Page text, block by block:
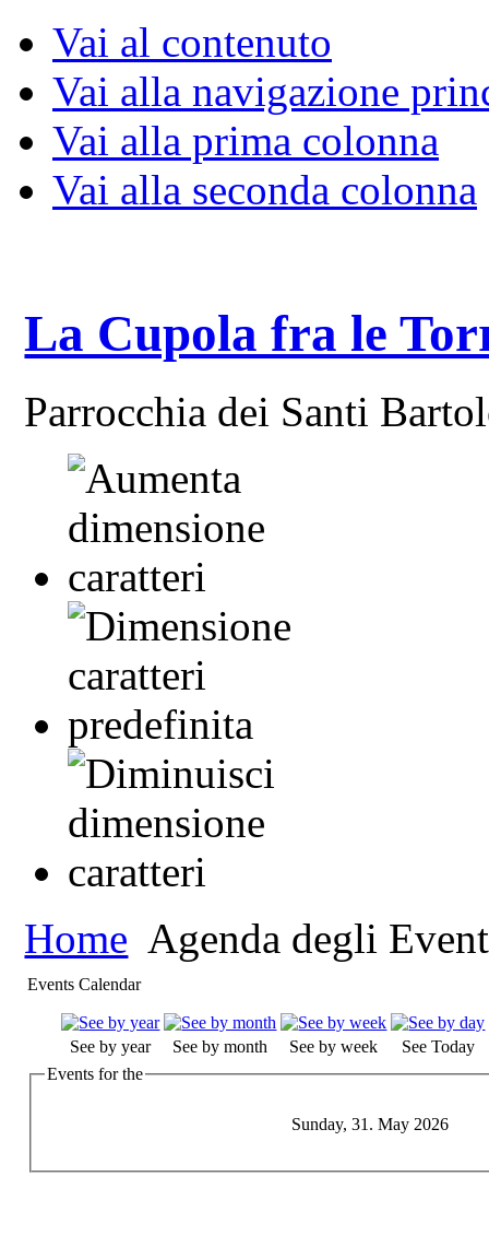
Vai al contenuto
Vai alla navigazione
Vai alla prima colonna
Vai alla seconda colonna
La Cupola fra le
Parrocchia dei Santi
Home Agenda degli
Events Calendar
See by year See by month See by week
See Today
Events for the
Sunday, 31. May 2026